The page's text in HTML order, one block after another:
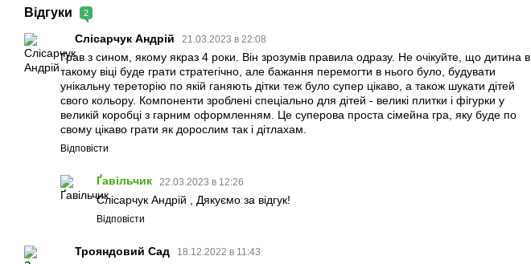
Відгуки 2
Слісарчук Андрій 21.03.2023 в 22:08
Грав з сином, якому якраз 4 роки. Він зрозумів правила одразу. Не очікуйте, що дитина в
такому віці буде грати стратегічно, але бажання перемогти в нього було, будувати
унікальну тереторію по якій ганяють дітки теж було супер цікаво, а також шукати дітей
свого кольору. Компоненти зроблені спеціально для дітей - великі плитки і фігурки у
великій коробці з гарним оформленням. Це суперова проста сімейна гра, яку буде по
свому цікаво грати як дорослим так і дітлахам.
Відповісти
Ґавільчик 22.03.2023 в 12:26
Слісарчук Андрій , Дякуємо за відгук!
Відповісти
Трояндовий Сад 18.12.2022 в 11:43